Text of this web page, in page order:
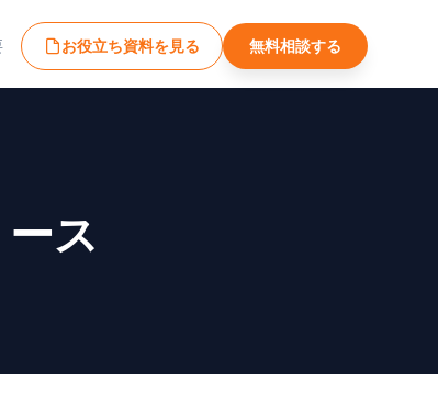
お役立ち資料を見る 無料相談する
ス